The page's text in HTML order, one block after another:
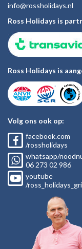
info@rossholidays.nl
Ross Holidays is
Ross Holidays is
Volg ons ook op:
facebook.com
/rossholidays
whatsapp/
06 273 02 986
youtube
/